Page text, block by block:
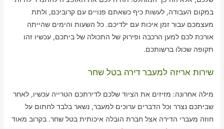
במקום העבודה, לעשות כיף כשאתם פנויים עם קרוביכם, ולתת
מעצמכם עבור זמן איכות עם ילדיכם. כל השעות והימים שהייתה
אורכת לכם למען הרכבה ופירוק של התכולה של ביתכם, עכשיו זהו
תקופה שכולו ברשותכם.
שירות אריזה למעבר דירה בטל שחר
מילה אחרונה: מזיזים את הציוד שלכם לדירתכם הטרייה עכשיו, לאחר
שביתכם נצרר וכל הדברים ערוכים למעבר, נשאר בלבד לחתום על
חוזה מעברי הדירה אצל חברת הובלה איכותית בטל שחר. בקרוב מאוד